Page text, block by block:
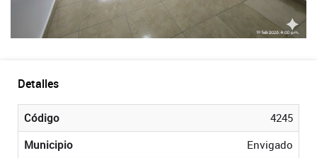
Detalles
Código
4245
Municipio
Envigado